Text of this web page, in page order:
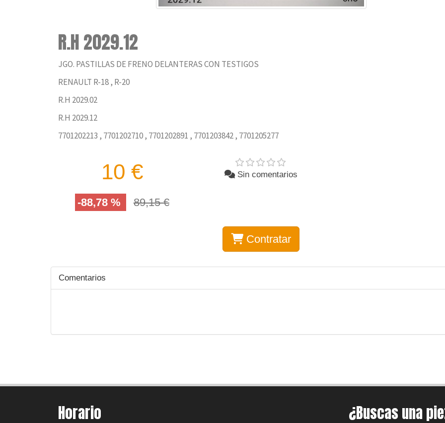
R.H 2029.12
JGO. PASTILLAS DE FRENO DELANTERAS CON TESTIGOS
RENAULT R-18 , R-20
R.H 2029.02
R.H 2029.12
7701202213 , 7701202710 , 7701202891 , 7701203842 , 7701205277
10 €
-88,78 % 89,15 €
Sin comentarios
Contratar
Comentarios
Horario ¿Buscas una